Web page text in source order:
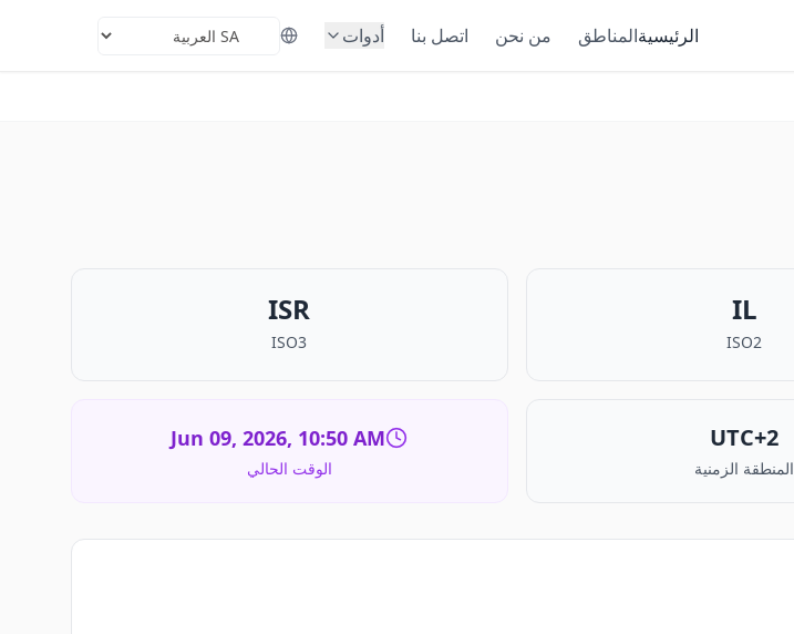
الرئيسيةالمناطق من نحن اتصل بنا أدواتSelect Language
IL
ISO2
ISR
ISO3
UTC+2
المنطقة الزمنية
Jun 09, 2026, 10:50 AM
الوقت الحالي